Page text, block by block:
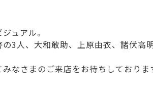
ュアル。
3人、大和敢助、上原由衣、諸伏
なさまのご来店をお待ちしておりま